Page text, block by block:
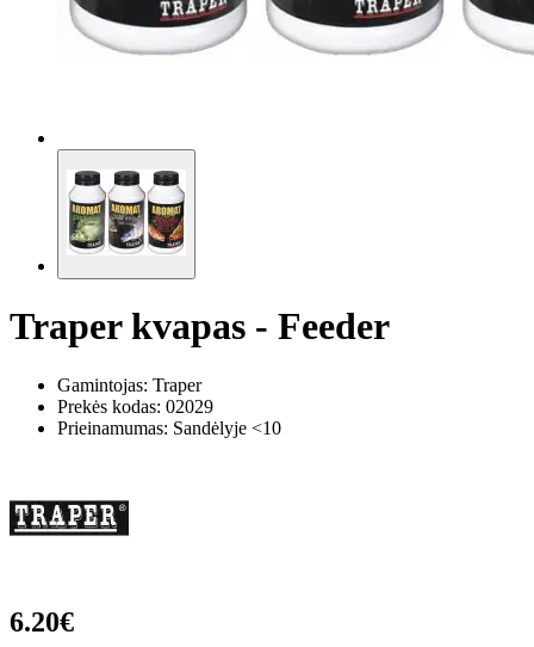
Traper kvapas - Feeder
Gamintojas: Traper
Prekės kodas: 02029
Prieinamumas: Sandėlyje <10
6.20€